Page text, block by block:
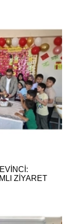
ZİYARET